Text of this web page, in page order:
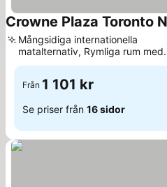
Crowne Plaza Toronto
Mångsidiga internationella
matalternativ, Rymliga rum med
stadsvy
Från 1 101 kr
Se priser från 16 sidor